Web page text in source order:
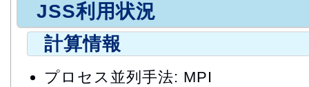
JSS利用状況
計算情報
プロセス並列手法: MPI